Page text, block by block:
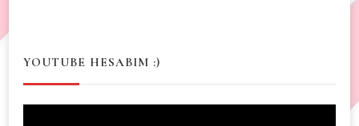
YOUTUBE HESABIM :)